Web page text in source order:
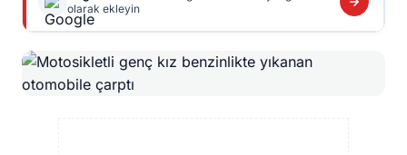
olarak ekleyin